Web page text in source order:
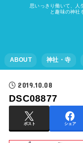
思いっきり働いて、人
と趣味の神社
ABOUT 神社・寺
2019.10.08
DSC08877
ポスト シェア